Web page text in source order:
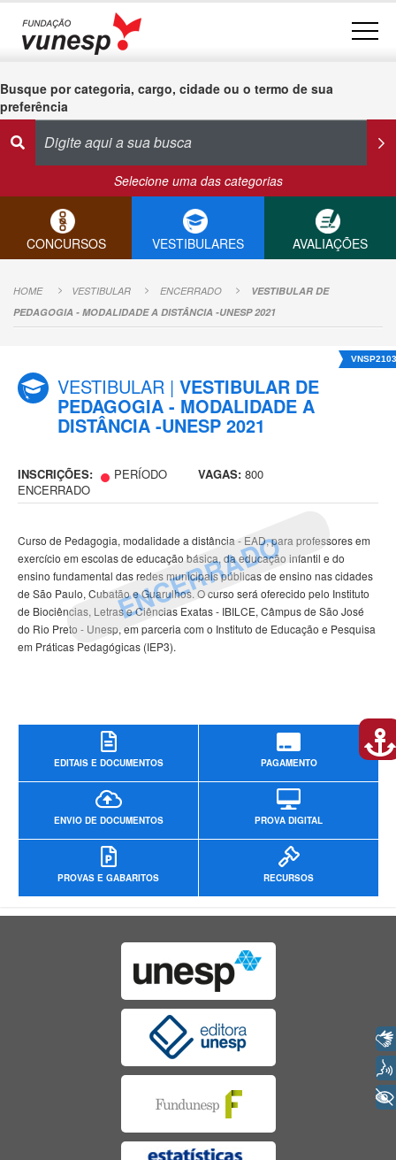
Busque por categoria, cargo, cidade ou o termo de sua
preferência
Selecione uma das categorias
CONCURSOS VESTIBULARES AVALIAÇÕES
HOME VESTIBULAR ENCERRADO
VESTIBULAR DE
PEDAGOGIA - MODALIDADE A DISTÂNCIA -UNESP 2021
VNSP2103
VESTIBULAR | VESTIBULAR DE
PEDAGOGIA - MODALIDADE A
DISTÂNCIA -UNESP 2021
INSCRIÇÕES:
PERÍODO
ENCERRADO
VAGAS: 800
ENCERRADO
Curso de Pedagogia, modalidade a distância - EAD, para professores em
exercício em escolas de educação básica, da educação infantil e do
ensino fundamental das redes municipais públicas de ensino nas cidades
de São Paulo, Cubatão e Guarulhos. O curso será oferecido pelo Instituto
de Biociências, Letras e Ciências Exatas - IBILCE, Câmpus de São José
do Rio Preto - Unesp, em parceria com o Instituto de Educação e Pesquisa
em Práticas Pedagógicas (IEP3).
EDITAIS E DOCUMENTOS PAGAMENTO
ENVIO DE DOCUMENTOS PROVA DIGITAL
PROVAS E GABARITOS RECURSOS
+ Acessibilidade